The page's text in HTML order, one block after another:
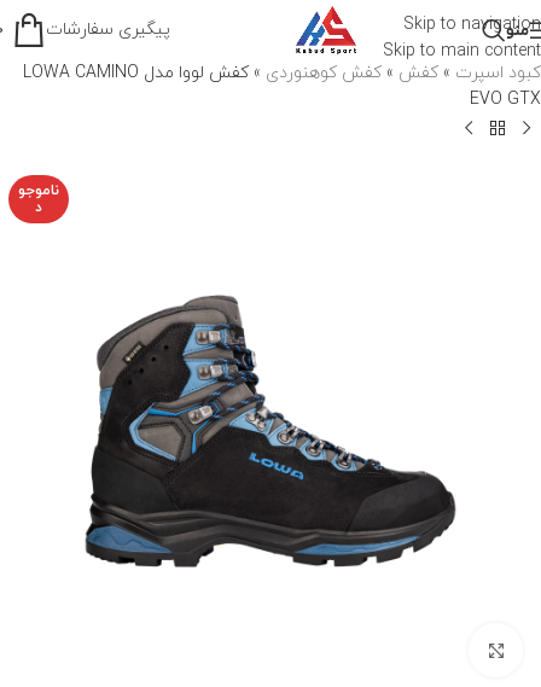
Skip to navigation
Skip to main content
منو پیگیری سفارشات
کبود اسپرت » کفش » کفش کوهنوردی »
کفش لووا مدل LOWA CAMINO
EVO GTX
ناموجو
د